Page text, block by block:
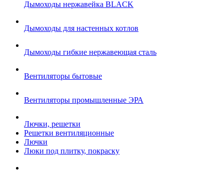
Дымоходы нержавейка BLACK
Дымоходы для настенных котлов
Дымоходы гибкие нержавеющая сталь
Вентиляторы бытовые
Вентиляторы промышленные ЭРА
Лючки, решетки
Решетки вентиляционные
Лючки
Люки под плитку, покраску